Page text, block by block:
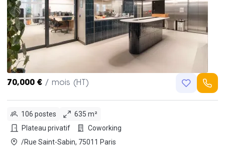
70,000 € / mois (HT)
106 postes
635 m²
Plateau privatif
Coworking
/Rue Saint-Sabin, 75011 Paris